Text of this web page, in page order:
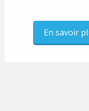
En savoir